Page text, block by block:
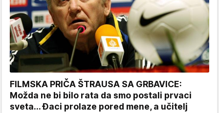
FILMSKA PRIČA ŠTRAUSA SA GRBAVICE:
Možda ne bi bilo rata da smo postali prvaci
sveta... Đaci prolaze pored mene, a učitelj